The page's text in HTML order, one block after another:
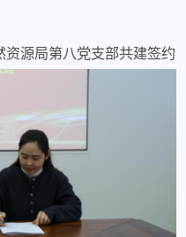
源局第八党支部共建签约